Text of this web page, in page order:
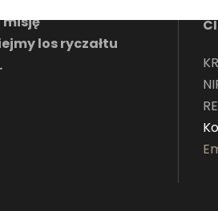
misję
los ryczałtu